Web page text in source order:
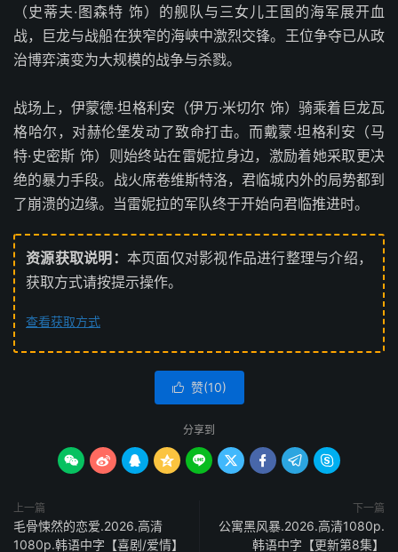
（史蒂夫·图森特 饰）的舰队与三女儿王国的海军展开血
战，巨龙与战船在狭窄的海峡中激烈交锋。王位争夺已从政
治博弈演变为大规模的战争与杀戮。
战场上，伊蒙德·坦格利安（伊万·米切尔 饰）骑乘着巨龙瓦
格哈尔，对赫伦堡发动了致命打击。而戴蒙·坦格利安（马
特·史密斯 饰）则始终站在雷妮拉身边，激励着她采取更决
绝的暴力手段。战火席卷维斯特洛，君临城内外的局势都到
了崩溃的边缘。当雷妮拉的军队终于开始向君临推进时。
资源获取说明： 本页面仅对影视作品进行整理与介绍，
获取方式请按提示操作。
查看获取方式
 赞(10)
分享到
        
上一篇
毛骨悚然的恋爱.2026.高清
1080p.韩语中字【喜剧/爱情】
下一篇
公寓黑风暴.2026.高清1080p.
韩语中字【更新第8集】